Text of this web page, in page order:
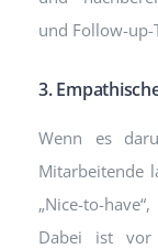
und Follow-up-
3.
Wenn es
Mitarbeitende
„Nice-to-
Dabei ist vor